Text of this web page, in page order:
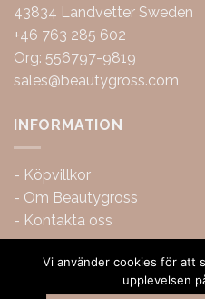
43834 Landvetter Sweden
+46 763 285 602
Org: 556797-9819
sales@beautygross.com
INFORMATION
- Köpvillkor
- Om Beautygross
- Kontakta oss
Vi använder cookies för att
upplevelsen